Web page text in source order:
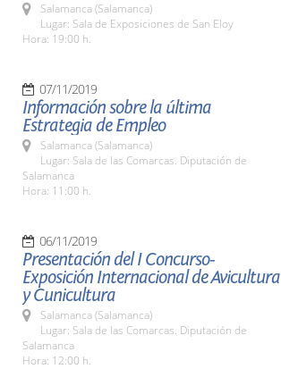
Salamanca (Salamanca)
Lugar: Sala de Exposiciones de San Eloy
Hora: 19:00 h.
07/11/2019
Información sobre la última
Estrategia de Empleo
Salamanca (Salamanca)
Lugar: Sala de las Comarcas. Diputación de
Salamanca
Hora: 11:00 h.
06/11/2019
Presentación del I Concurso-
Exposición Internacional de Avicultura
y Cunicultura
Salamanca (Salamanca)
Lugar: Sala de las Comarcas. Diputación de
Salamanca
Hora: 12:00 h.